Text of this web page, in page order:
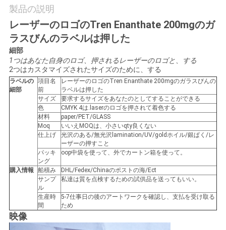
絡
し
な
さ
い
ー
場
製品の説明
レーザーのロゴのTren Enanthate 200mgのガ
ラスびんのラベルは押した
細部
1つはあなた自身のロゴ、押されるレーザーのロゴと、する
2つはカスタマイズされたサイズのために、する
ラベルの
細部
項目名
前
レーザーのロゴのTren Enanthate 200mgのガラスびんの
ラベルは押した
サイズ
要求するサイズをあなたのとしてすることができる
色
CMYK 4は.laserのロゴを押されて着色する
材料
paper/PET/GLASS
Moq
いいえMOQは、小さいqty良くない
仕上げ
光沢のある/無光沢lamination/UV/goldホイル/銀ぱく/レ
ーザーの押すこと
パッキ
ング
oop中袋を使って、外でカートン箱を使って。
購入情報 船積み
DHL/Fedex/Chinaのポストの海/Ect
サンプ
ル
私達は質を点検するための試供品を送ってもいい。
生産時
間
5-7仕事日の後のアートワークを確認し、支払を受け取る
ため
映像